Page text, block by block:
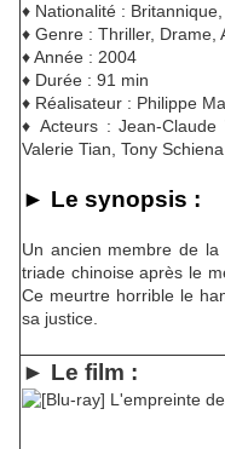
♦ Nationalité :
♦ Genre : Thriller, Drame,
♦ Année : 2004
♦ Durée : 91 min
♦ Réalisateur : Philippe
♦ Acteurs : Jean-Claude
Valerie Tian, Tony Schiena
► Le synopsis :
Un ancien membre de
triade chinoise après le
Ce meurtre horrible le
sa justice.
► Le film :